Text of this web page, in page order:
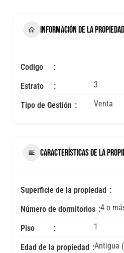
INFORMACIÓN DE LA PROPIEDAD
Codigo
Estrato 3
Tipo de Gestión Venta
CARACTERÍSTICAS DE LA
Superficie de la propiedad
Número de dormitorios 4 o
Piso 1
Edad de la propiedad Antigua